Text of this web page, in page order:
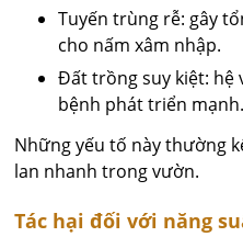
Tuyến trùng rễ: gây
cho nấm xâm nhập.
Đất trồng suy kiệt: hệ
bệnh phát triển mạnh.
Những yếu tố này thường
lan nhanh trong vườn.
Tác hại đối với năng